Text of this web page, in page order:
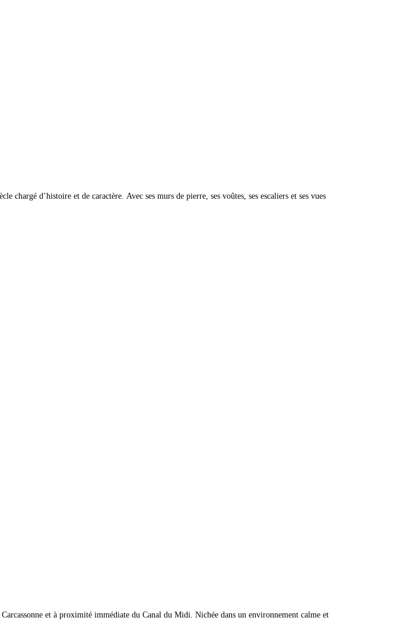
d’histoire et de caractère. Avec ses murs de pierre, ses voûtes, ses escaliers et ses vues
Aux Belles Vacances, votre chambre d’hôtes de charme avec piscine idéalement située à quelques minutes de la Cité de Carcassonne et à proximité immédiate du Canal du Midi. Nichée dans un environnement calme et